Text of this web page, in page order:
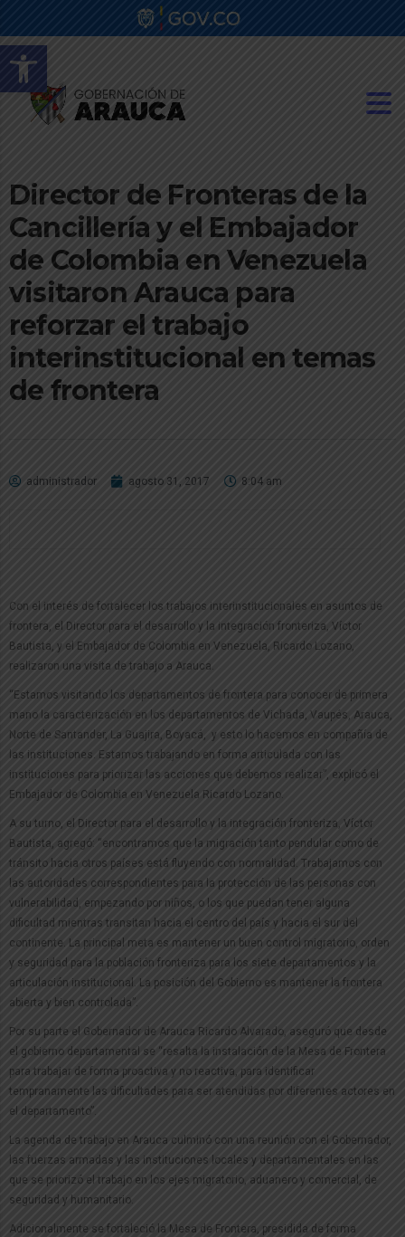
Abrir barra de herramientas
Director de Fronteras de la
Cancillería y el Embajador
de Colombia en Venezuela
visitaron Arauca para
reforzar el trabajo
interinstitucional en temas
de frontera
administrador agosto 31, 2017 8:04 am
Con el interés de fortalecer los trabajos interinstitucionales en asuntos de
frontera, el Director para el desarrollo y la integración fronteriza, Víctor
Bautista, y el Embajador de Colombia en Venezuela, Ricardo Lozano,
realizaron una visita de trabajo a Arauca.
“Estamos visitando los departamentos de frontera para conocer de primera
mano la caracterización en los departamentos de Vichada, Vaupés, Arauca,
Norte de Santander, La Guajira, Boyacá, y esto lo hacemos en compañía de
las instituciones. Estamos trabajando en forma articulada con las
instituciones para priorizar las acciones que debemos realizar”, explicó el
Embajador de Colombia en Venezuela Ricardo Lozano.
A su turno, el Director para el desarrollo y la integración fronteriza, Víctor
Bautista, agregó: “encontramos que la migración tanto pendular como de
tránsito hacia otros países está fluyendo con normalidad. Trabajamos con
las autoridades correspondientes para la protección de las personas con
vulnerabilidad, empezando por niños, o los que puedan tener alguna
dificultad mientras transitan hacia el centro del país y hacia el sur del
continente. La principal meta es mantener un buen control migratorio, orden
y seguridad para la población fronteriza para los siete departamentos y la
articulación institucional. La posición del Gobierno es mantener la frontera
abierta y bien controlada”.
Por su parte el Gobernador de Arauca Ricardo Alvarado, aseguró que desde
el gobierno departamental se “resalta la instalación de la Mesa de Frontera
para trabajar de forma proactiva y no reactiva, para identificar
tempranamente las dificultades para ser atendidas por diferentes actores en
el departamento”.
La agenda de trabajo en Arauca culminó con una reunión con el Gobernador,
las fuerzas armadas y las instituciones locales y departamentales en las
que se priorizó el trabajo en los ejes migratorio, aduanero y comercial, de
seguridad y humanitario.
Adicionalmente se fortaleció la Mesa de Frontera, presidida de forma